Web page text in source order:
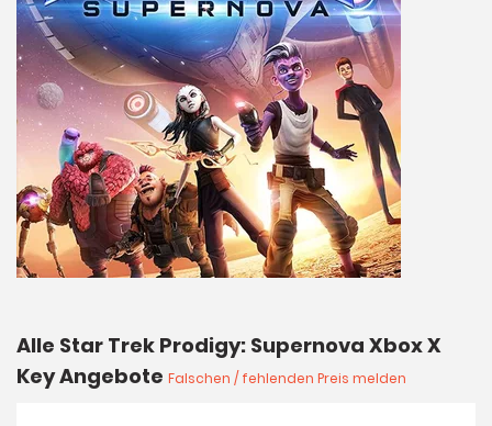
Alle Star Trek Prodigy: Supernova Xbox X
Key Angebote Falschen / fehlenden Preis melden